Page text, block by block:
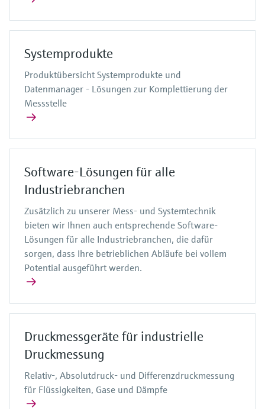
Systemprodukte
Produktübersicht Systemprodukte und
Datenmanager - Lösungen zur Komplettierung der
Messstelle
Software-Lösungen für alle
Industriebranchen
Zusätzlich zu unserer Mess- und Systemtechnik
bieten wir Ihnen auch entsprechende Software-
Lösungen für alle Industriebranchen, die dafür
sorgen, dass Ihre betrieblichen Abläufe bei vollem
Potential ausgeführt werden.
Druckmessgeräte für industrielle
Druckmessung
Relativ-, Absolutdruck- und Differenzdruckmessung
für Flüssigkeiten, Gase und Dämpfe